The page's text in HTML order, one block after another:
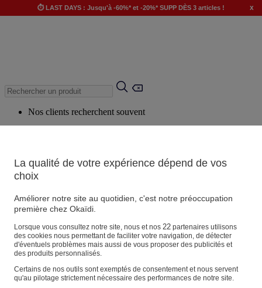
⏱️ LAST DAYS : Jusqu'à -60%* et -20%* SUPP DÈS 3 articles ! x
Nos clients recherchent souvent
Produits suggérés
Voir tous les produits
Magasin
Vos informations personnelles
Suivre une commande
Panier
La qualité de votre expérience dépend de vos
choix
Améliorer notre site au quotidien, c'est notre préoccupation
première chez Okaïdi.
Lorsque vous consultez notre site, nous et nos 22partenaires utilisons
des cookies nous permettant de faciliter votre navigation, de détecter
d'éventuels problèmes mais aussi de vous proposer des publicités et
des produits personnalisés.
Certains de nos outils sont exemptés de consentement et nous servent
qu'au pilotage strictement nécessaire des performances de notre site.